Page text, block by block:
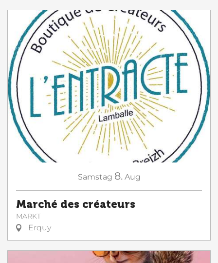
Samstag 8. Aug
Marché des créateurs
MARKT
Erquy